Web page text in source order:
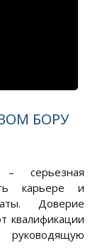
БОРУ
– серьезная
карьере и
Доверие
квалификации